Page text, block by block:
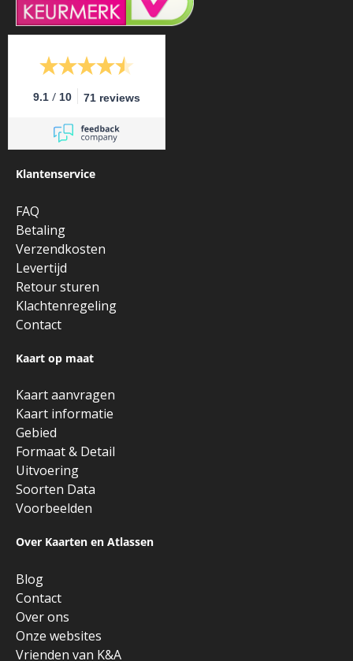
9.1 / 10 71 reviews
Klantenservice
FAQ
Betaling
Verzendkosten
Levertijd
Retour sturen
Klachtenregeling
Contact
Kaart op maat
Kaart aanvragen
Kaart informatie
Gebied
Formaat & Detail
Uitvoering
Soorten Data
Voorbeelden
Over Kaarten en Atlassen
Blog
Contact
Over ons
Onze websites
Vrienden van K&A